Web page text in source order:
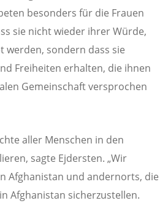
besonders für die Frauen
sie nicht wieder ihrer Würde,
sondern dass sie
Freiheiten erhalten, die ihnen
Gemeinschaft versprochen
aller Menschen in den
sagte Ejdersten. „Wir
Afghanistan und andernorts, die
Afghanistan sicherzustellen.